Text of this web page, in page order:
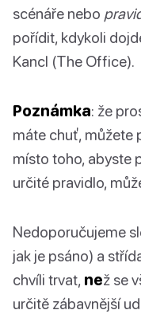
scénáře nebo
pořídit, kdykoli
Kancl (The Office).
Poznámka: že
máte chuť, můžete
místo toho, abyste
určité pravidlo,
Nedoporučujeme
jak je psáno) a
chvíli trvat, než se
určitě zábavnější